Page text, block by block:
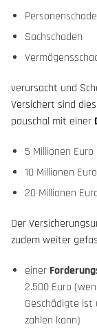
Sachschaden
verursacht und
Versichert sind
pauschal mit einer
5 Millionen Euro
10 Millionen Euro
20 Millionen
Der
zudem weiter
einer
2.500 Euro
Geschädigte ist
zahlen kann)